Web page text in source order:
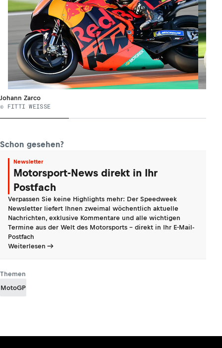
Johann Zarco
© FITTI WEISSE
Schon gesehen?
Newsletter
Motorsport-News direkt in Ihr
Postfach
Verpassen Sie keine Highlights mehr: Der Speedweek
Newsletter liefert Ihnen zweimal wöchentlich aktuelle
Nachrichten, exklusive Kommentare und alle wichtigen
Termine aus der Welt des Motorsports - direkt in Ihr E-Mail-
Postfach
Weiterlesen
Themen
MotoGP